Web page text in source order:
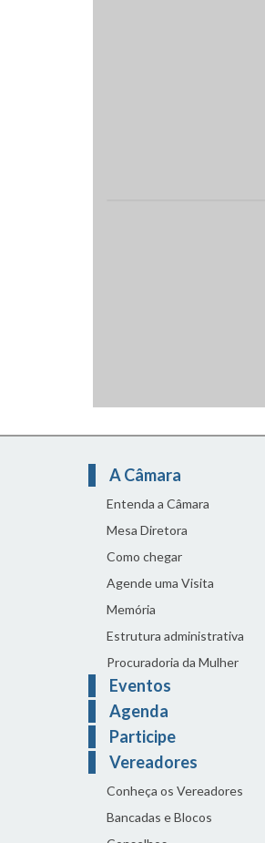
A Câmara
Entenda a Câmara
Mesa Diretora
Como chegar
Agende uma Visita
Memória
Estrutura administrativa
Procuradoria da Mulher
Eventos
Agenda
Participe
Vereadores
Conheça os Vereadores
Bancadas e Blocos